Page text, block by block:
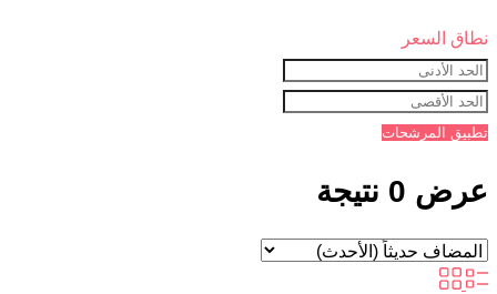
نطاق السعر
تطبيق المرشحات
عرض 0 نتيجة